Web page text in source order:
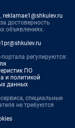
reklamae1@shkulev.ru
достоверность
объявлениях.
регулируются:
ПО
и политикой
данных
специальные
не требуются